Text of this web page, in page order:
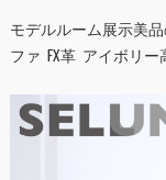
モデルルーム展示美品
ファ FX革 アイボリー